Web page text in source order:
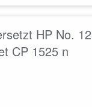
HP No.
CP 1525 n